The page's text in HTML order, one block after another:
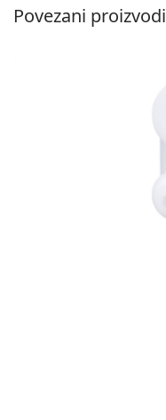
Povezani proizvodi